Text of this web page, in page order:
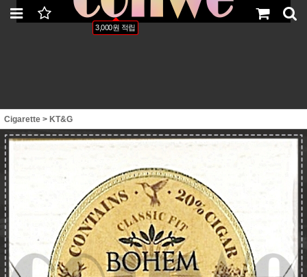
LOGIN JOIN
3,000원 적립
ORDER MYPAGE
Cigarette > KT&G